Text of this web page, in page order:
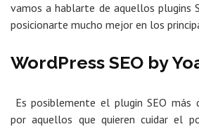
vamos a hablarte de aquellos plugins
posicionarte mucho mejor en los
WordPress SEO by
Es posiblemente el plugin SEO más
por aquellos que quieren cuidar el